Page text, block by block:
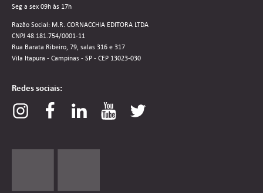
Seg a sex 09h às 17h
Razão Social: M.R. CORNACCHIA EDITORA LTDA
CNPJ 48.181.754/0001-11
Rua Barata Ribeiro, 79, salas 316 e 317
Vila Itapura - Campinas - SP - CEP 13023-030
Redes sociais: